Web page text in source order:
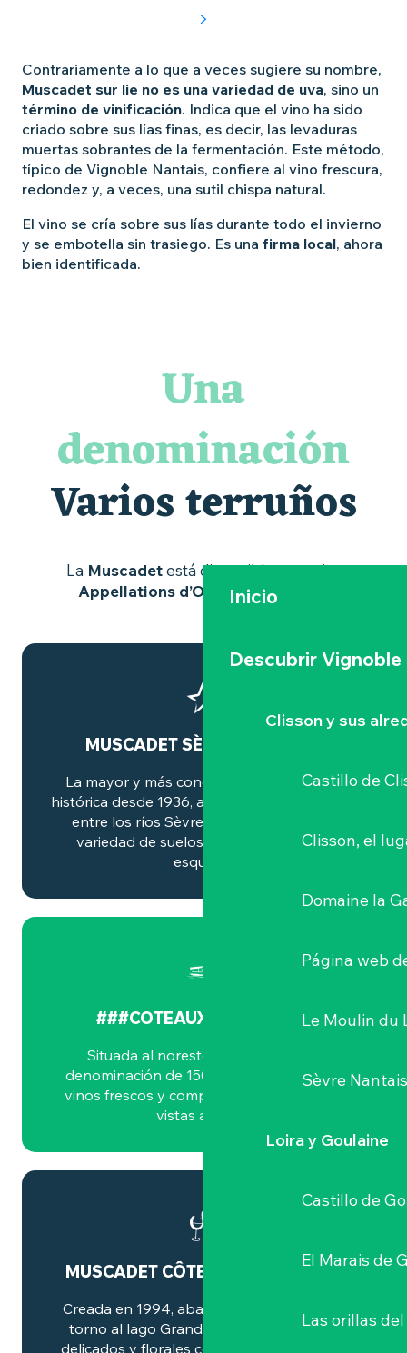
Inicio
Descubrir Vignoble
Clisson y sus
Castillo de
Clisson, el
Domaine la
Página web
Le Moulin du
Sèvre
Loira y Goulaine
Castillo de
El Marais de
Las orillas
Contrariamente a lo que a veces sugiere su nombre,
Muscadet sur lie no es una variedad de uva, sino un
término de vinificación. Indica que el vino ha sido
criado sobre sus lías finas, es decir, las levaduras
muertas sobrantes de la fermentación. Este método,
típico de Vignoble Nantais, confiere al vino frescura,
redondez y, a veces, una sutil chispa natural.
El vino se cría sobre sus lías durante todo el invierno
y se embotella sin trasiego. Es una firma local, ahora
bien identificada.
Una
denominación
Varios terruños
La Muscadetestá disponible en varias
Appellations d’Origine Contrôlée
MUSCADET SÈVRE-ET-MAINE
La mayor y más conocida. Denominación
histórica desde 1936, abarca 4.500 hectáreas
entre los ríos Sèvre y Maine, sobre una
variedad de suelos de gneis, granito y
esquisto.
###COTEAUX DE LA LOIRE
Situada al noreste de Nantes, esta
denominación de 150 hectáreas produce
vinos frescos y complejos en laderas con
vistas al Loira.
MUSCADET CÔTES DE GRANDLIEU
Creada en 1994, abarca 230 hectáreas en
torno al lago Grandlieu y produce vinos
delicados y florales con un toque de yodo.